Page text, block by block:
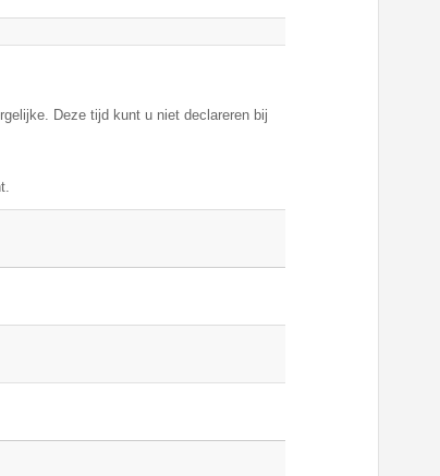
Deze tijd kunt u niet declareren bij